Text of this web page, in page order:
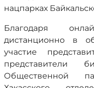
нацпарках
Благодаря
дистанционно в
участие
представители
Общественной